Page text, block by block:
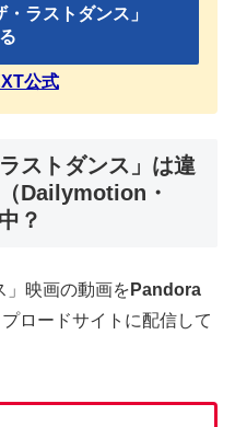
ラストダンス」
公式
ストダンス」は違
Dailymotion・
？
」映画の動画を Pandora
ロードサイトに配信して